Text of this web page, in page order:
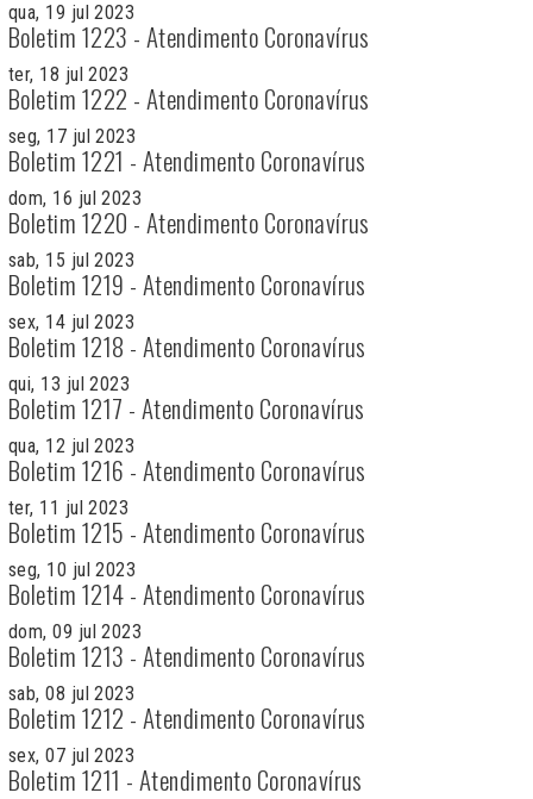
qua, 19 jul 2023
Boletim 1223 - Atendimento Coronavírus
ter, 18 jul 2023
Boletim 1222 - Atendimento Coronavírus
seg, 17 jul 2023
Boletim 1221 - Atendimento Coronavírus
dom, 16 jul 2023
Boletim 1220 - Atendimento Coronavírus
sab, 15 jul 2023
Boletim 1219 - Atendimento Coronavírus
sex, 14 jul 2023
Boletim 1218 - Atendimento Coronavírus
qui, 13 jul 2023
Boletim 1217 - Atendimento Coronavírus
qua, 12 jul 2023
Boletim 1216 - Atendimento Coronavírus
ter, 11 jul 2023
Boletim 1215 - Atendimento Coronavírus
seg, 10 jul 2023
Boletim 1214 - Atendimento Coronavírus
dom, 09 jul 2023
Boletim 1213 - Atendimento Coronavírus
sab, 08 jul 2023
Boletim 1212 - Atendimento Coronavírus
sex, 07 jul 2023
Boletim 1211 - Atendimento Coronavírus